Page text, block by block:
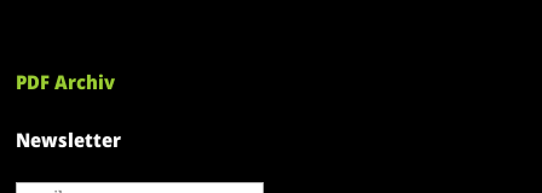
PDF Archiv
Newsletter